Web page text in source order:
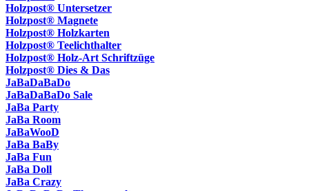
Holzpost® Untersetzer
Holzpost® Magnete
Holzpost® Holzkarten
Holzpost® Teelichthalter
Holzpost® Holz-Art Schriftzüge
Holzpost® Dies & Das
JaBaDaBaDo
JaBaDaBaDo Sale
JaBa Party
JaBa Room
JaBaWooD
JaBa BaBy
JaBa Fun
JaBa Doll
JaBa Crazy